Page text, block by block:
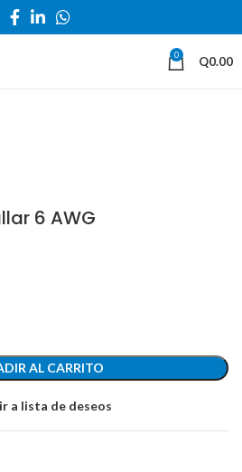
0 Q0.00
6 AWG
AL CARRITO
a lista de deseos